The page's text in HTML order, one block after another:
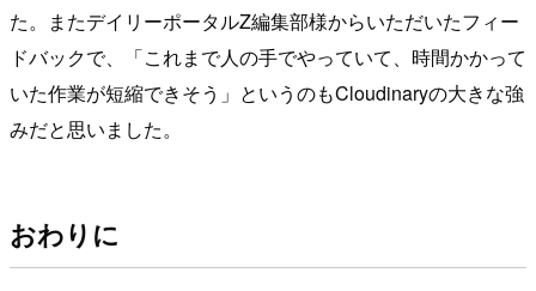
た。またデイリーポータルZ編集部様からいただいたフィー
ドバックで、「これまで人の手でやっていて、時間かかって
いた作業が短縮できそう」というのもCloudinaryの大きな強
みだと思いました。
おわりに